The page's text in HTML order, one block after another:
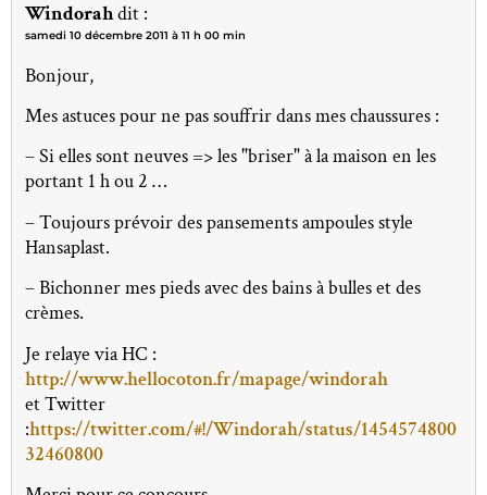
Windorahdit :
samedi 10 décembre 2011 à 11 h 00 min
Bonjour,
Mes astuces pour ne pas souffrir dans mes chaussures :
– Si elles sont neuves => les "briser" à la maison en les
portant 1 h ou 2 …
– Toujours prévoir des pansements ampoules style
Hansaplast.
– Bichonner mes pieds avec des bains à bulles et des
crèmes.
Je relaye via HC :
http://www.hellocoton.fr/mapage/windorah
et Twitter
:https://twitter.com/#!/Windorah/status/1454574800
32460800